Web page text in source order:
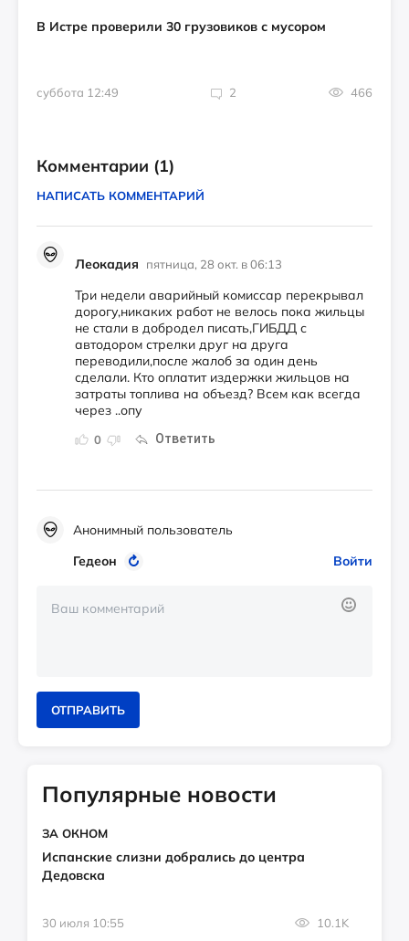
В Истре проверили 30 грузовиков с мусором
суббота 12:49 2 466
Комментарии (1)
НАПИСАТЬ КОММЕНТАРИЙ
Леокадия пятница, 28 окт. в 06:13
0 Ответить
Три недели аварийный комиссар перекрывал
дорогу,никаких работ не велось пока жильцы
не стали в добродел писать,ГИБДД с
автодором стрелки друг на друга
переводили,после жалоб за один день
сделали. Кто оплатит издержки жильцов на
затраты топлива на объезд? Всем как всегда
через ..опу
Анонимный пользователь
Гедеон
Войти
ОТПРАВИТЬ
Популярные новости
ЗА ОКНОМ
Испанские слизни добрались до центра
Дедовска
30 июля 10:55 10.1K